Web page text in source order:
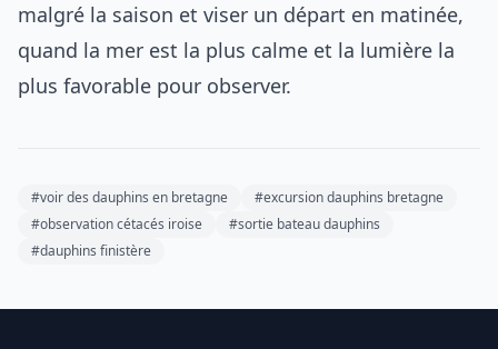
malgré la saison et viser un départ en matinée,
quand la mer est la plus calme et la lumière la
plus favorable pour observer.
#voir des dauphins en bretagne
#excursion dauphins bretagne
#observation cétacés iroise
#sortie bateau dauphins
#dauphins finistère